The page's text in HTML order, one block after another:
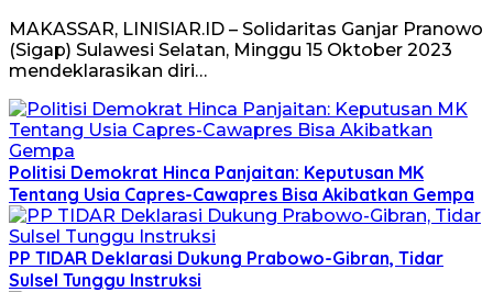
MAKASSAR, LINISIAR.ID – Solidaritas Ganjar Pranowo
(Sigap) Sulawesi Selatan, Minggu 15 Oktober 2023
mendeklarasikan diri…
Politisi Demokrat Hinca Panjaitan: Keputusan MK
Tentang Usia Capres-Cawapres Bisa Akibatkan Gempa
PP TIDAR Deklarasi Dukung Prabowo-Gibran, Tidar
Sulsel Tunggu Instruksi